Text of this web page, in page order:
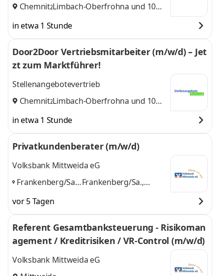
Chemnitz,
Limbach-Oberfrohna und 10
in etwa 1 Stunde
Door2Door Vertriebsmitarbeiter (m/w/d) – Jet
zt zum Marktführer!
Stellenangebotevertrieb
Chemnitz,
Limbach-Oberfrohna und 10
in etwa 1 Stunde
Privatkundenberater (m/w/d)
Volksbank Mittweida eG
Frankenberg/Sa.,
Striegistal,
Frankenberg/Sa.,
vor 5 Tagen
Referent Gesamtbanksteuerung - Risikoman
agement / Kreditrisiken / VR-Control (m/w/d)
Volksbank Mittweida eG